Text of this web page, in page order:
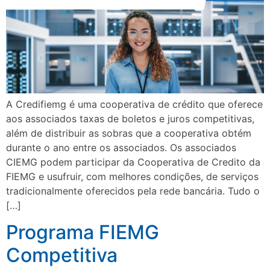
A Credifiemg é uma cooperativa de crédito que oferece
aos associados taxas de boletos e juros competitivas,
além de distribuir as sobras que a cooperativa obtém
durante o ano entre os associados. Os associados
CIEMG podem participar da Cooperativa de Credito da
FIEMG e usufruir, com melhores condições, de serviços
tradicionalmente oferecidos pela rede bancária. Tudo o
[…]
Programa FIEMG
Competitiva